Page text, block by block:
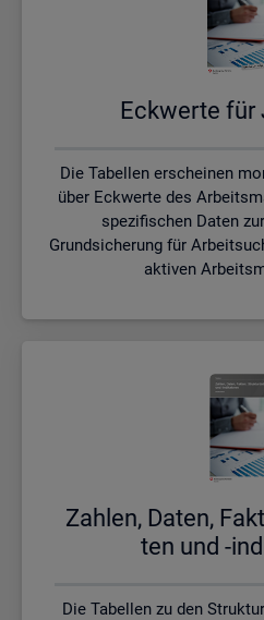
Eck­wer­te für
Die Tabellen erscheinen
über Eckwerte des
spezifischen Daten
Grundsicherung für
aktiven
Zah­len, Daten,
ten und -
Die Tabellen zu den